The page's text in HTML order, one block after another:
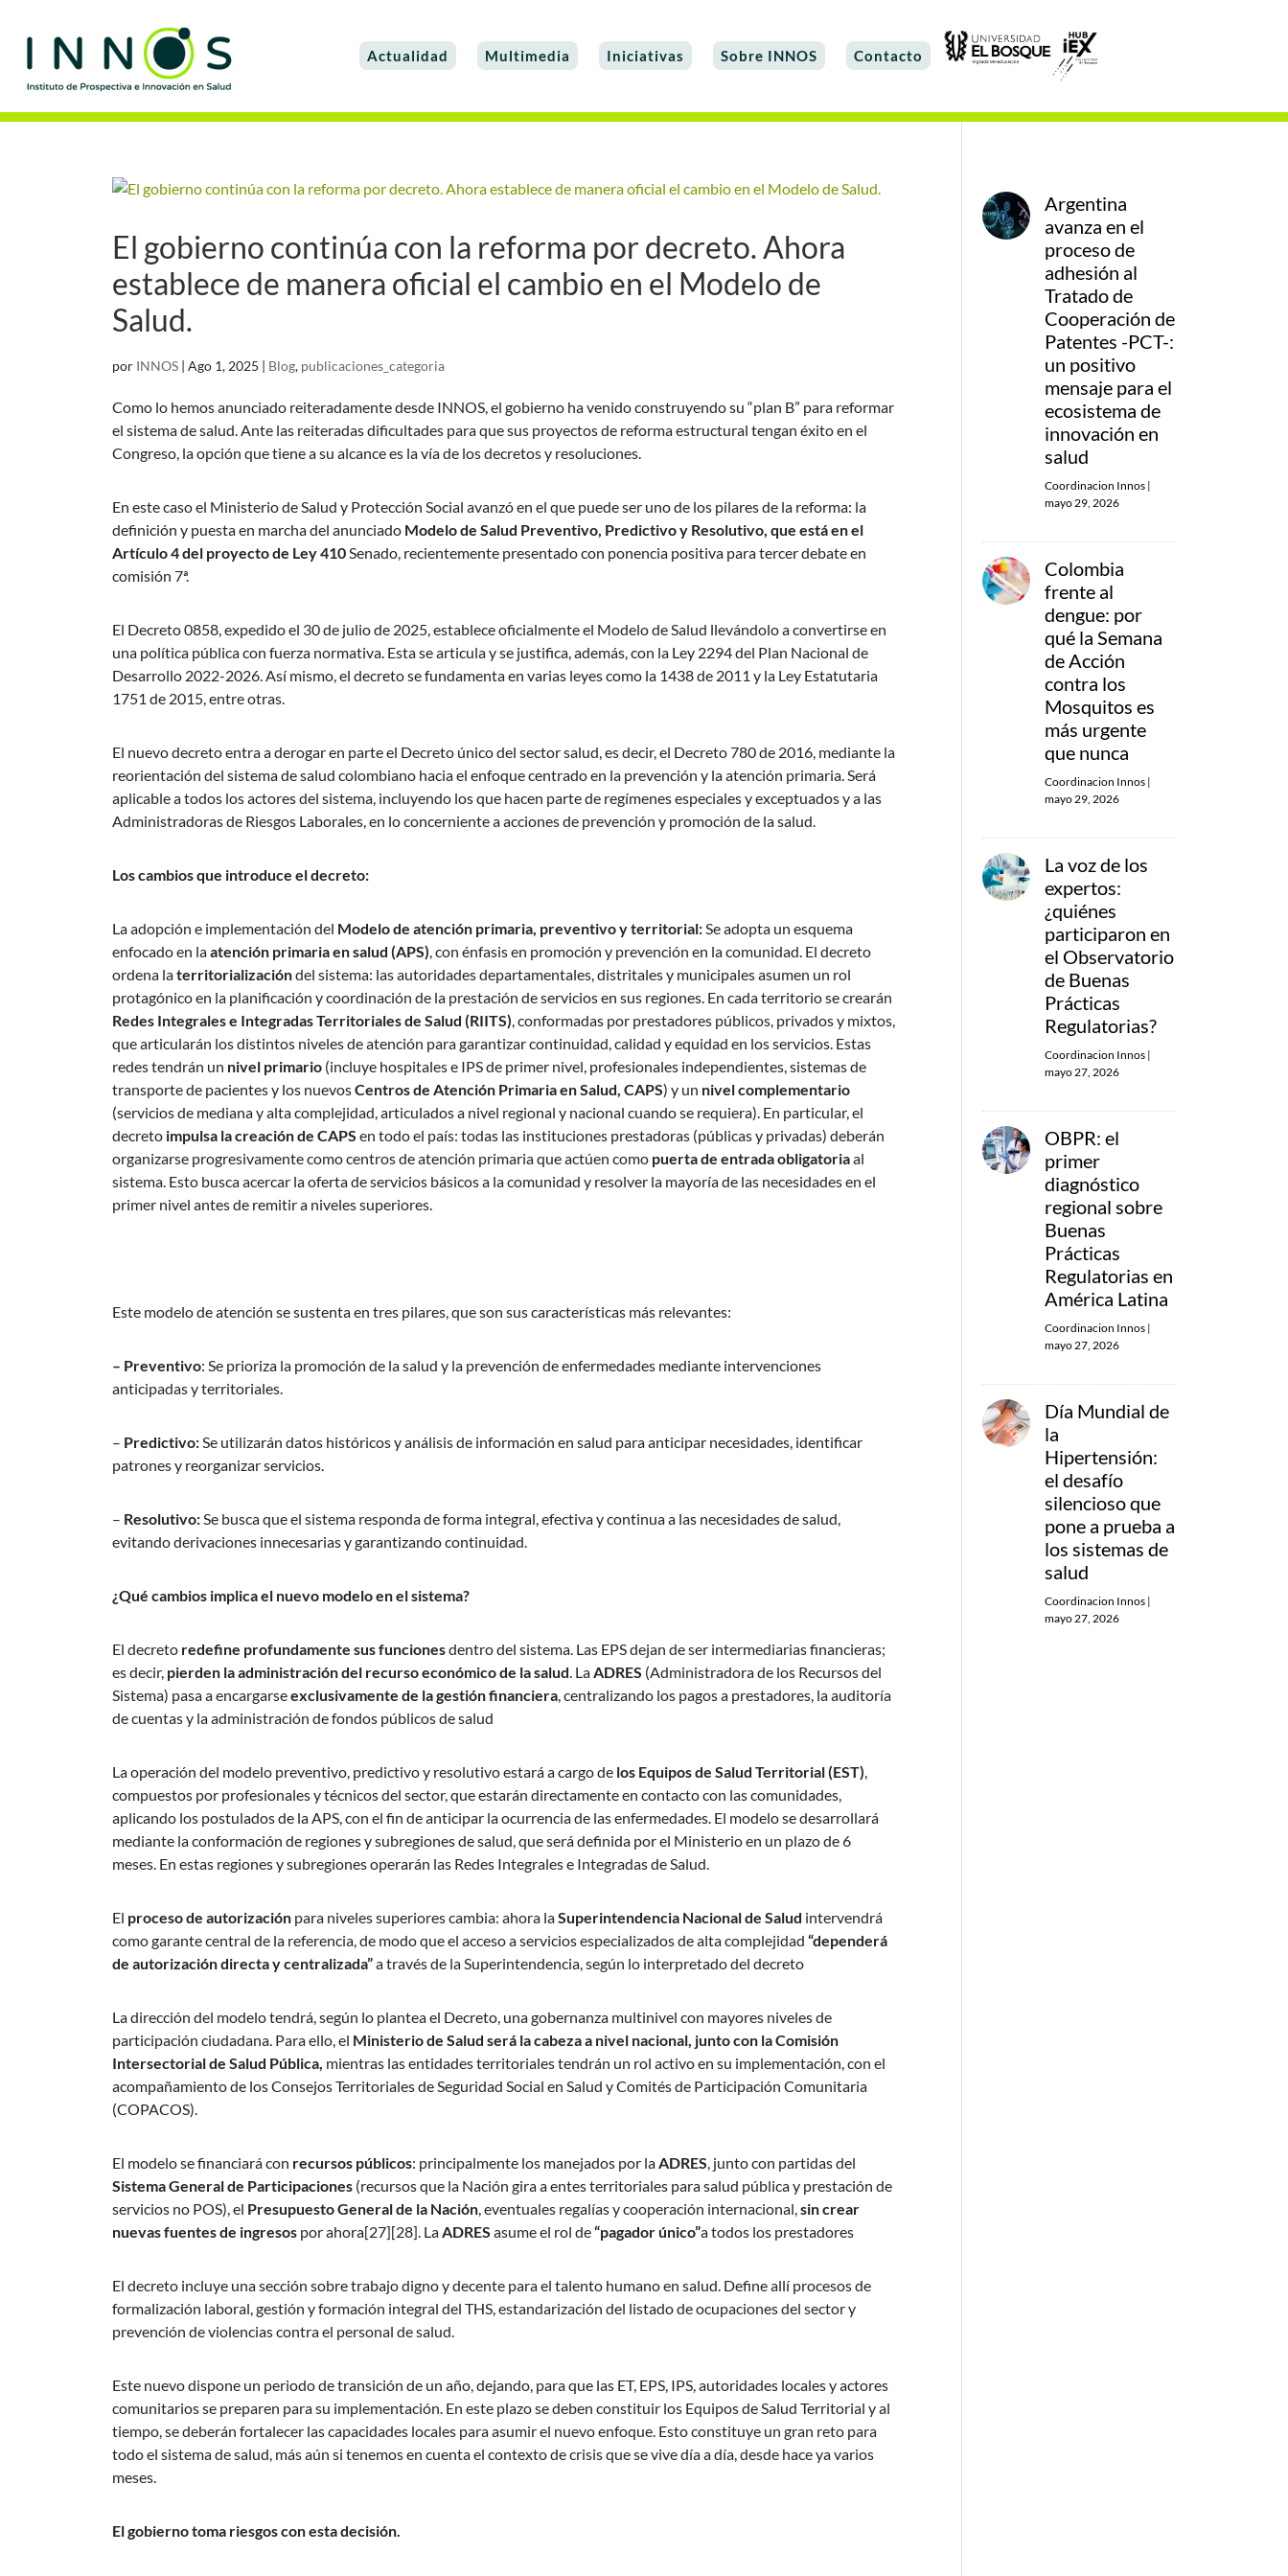
Actualidad Multimedia Iniciativas Sobre INNOS Contacto
El gobierno continúa con la reforma por decreto. Ahora
establece de manera oficial el cambio en el Modelo de
Salud.
por INNOS | Ago 1, 2025 | Blog, publicaciones_categoria
Como lo hemos anunciado reiteradamente desde INNOS, el gobierno ha venido construyendo su “plan B” para reformar
el sistema de salud. Ante las reiteradas dificultades para que sus proyectos de reforma estructural tengan éxito en el
Congreso, la opción que tiene a su alcance es la vía de los decretos y resoluciones.
En este caso el Ministerio de Salud y Protección Social avanzó en el que puede ser uno de los pilares de la reforma: la
definición y puesta en marcha del anunciado Modelo de Salud Preventivo, Predictivo y Resolutivo, que está en el
Artículo 4 del proyecto de Ley 410 Senado, recientemente presentado con ponencia positiva para tercer debate en
comisión 7ª.
El Decreto 0858, expedido el 30 de julio de 2025, establece oficialmente el Modelo de Salud llevándolo a convertirse en
una política pública con fuerza normativa. Esta se articula y se justifica, además, con la Ley 2294 del Plan Nacional de
Desarrollo 2022-2026. Así mismo, el decreto se fundamenta en varias leyes como la 1438 de 2011 y la Ley Estatutaria
1751 de 2015, entre otras.
El nuevo decreto entra a derogar en parte el Decreto único del sector salud, es decir, el Decreto 780 de 2016, mediante la
reorientación del sistema de salud colombiano hacia el enfoque centrado en la prevención y la atención primaria. Será
aplicable a todos los actores del sistema, incluyendo los que hacen parte de regímenes especiales y exceptuados y a las
Administradoras de Riesgos Laborales, en lo concerniente a acciones de prevención y promoción de la salud.
Los cambios que introduce el decreto:
La adopción e implementación del Modelo de atención primaria, preventivo y territorial: Se adopta un esquema
enfocado en laatención primaria en salud (APS) , con énfasis en promoción y prevención en la comunidad. El decreto
ordena laterritorializacióndel sistema: las autoridades departamentales, distritales y municipales asumen un rol
protagónico en la planificación y coordinación de la prestación de servicios en sus regiones. En cada territorio se crearán
Redes Integrales e Integradas Territoriales de Salud (RIITS) , conformadas por prestadores públicos, privados y mixtos,
que articularán los distintos niveles de atención para garantizar continuidad, calidad y equidad en los servicios. Estas
redes tendrán un nivel primario (incluye hospitales e IPS de primer nivel, profesionales independientes, sistemas de
transporte de pacientes y los nuevosCentros de Atención Primaria en Salud, CAPS) y un nivel complementario
(servicios de mediana y alta complejidad, articulados a nivel regional y nacional cuando se requiera). En particular, el
decreto impulsa la creación de CAPS en todo el país: todas las instituciones prestadoras (públicas y privadas) deberán
organizarse progresivamente como centros de atención primaria que actúen como puerta de entrada obligatoriaal
sistema. Esto busca acercar la oferta de servicios básicos a la comunidad y resolver la mayoría de las necesidades en el
primer nivel antes de remitir a niveles superiores.
Este modelo de atención se sustenta en tres pilares, que son sus características más relevantes:
– Preventivo: Se prioriza la promoción de la salud y la prevención de enfermedades mediante intervenciones
anticipadas y territoriales.
– Predictivo: Se utilizarán datos históricos y análisis de información en salud para anticipar necesidades, identificar
patrones y reorganizar servicios.
– Resolutivo: Se busca que el sistema responda de forma integral, efectiva y continua a las necesidades de salud,
evitando derivaciones innecesarias y garantizando continuidad.
¿Qué cambios implica el nuevo modelo en el sistema?
El decreto redefine profundamente sus funcionesdentro del sistema. Las EPS dejan de ser intermediarias financieras;
es decir, pierden la administración del recurso económico de la salud . La ADRES (Administradora de los Recursos del
Sistema) pasa a encargarseexclusivamente de la gestión financiera , centralizando los pagos a prestadores, la auditoría
de cuentas y la administración de fondos públicos de salud
La operación del modelo preventivo, predictivo y resolutivo estará a cargo de los Equipos de Salud Territorial (EST)
compuestos por profesionales y técnicos del sector, que estarán directamente en contacto con las comunidades,
aplicando los postulados de la APS, con el fin de anticipar la ocurrencia de las enfermedades. El modelo se desarrollará
mediante la conformación de regiones y subregiones de salud, que será definida por el Ministerio en un plazo de 6
meses. En estas regiones y subregiones operarán las Redes Integrales e Integradas de Salud.
El proceso de autorización para niveles superiores cambia: ahora laSuperintendencia Nacional de Salud intervendrá
como garante central de la referencia, de modo que el acceso a servicios especializados de alta complejidad “dependerá
de autorización directa y centralizada”a través de la Superintendencia, según lo interpretado del decreto
La dirección del modelo tendrá, según lo plantea el Decreto, una gobernanza multinivel con mayores niveles de
participación ciudadana. Para ello, el Ministerio de Salud será la cabeza a nivel nacional, junto con la Comisión
Intersectorial de Salud Pública, mientras las entidades territoriales tendrán un rol activo en su implementación, con el
acompañamiento de los Consejos Territoriales de Seguridad Social en Salud y Comités de Participación Comunitaria
(COPACOS).
El modelo se financiará con recursos públicos: principalmente los manejados por la ADRES , junto con partidas del
Sistema General de Participaciones (recursos que la Nación gira a entes territoriales para salud pública y prestación de
servicios no POS), el Presupuesto General de la Nación , eventuales regalías y cooperación internacional, sin crear
nuevas fuentes de ingresos por ahora[27][28]. La ADRES asume el rol de“pagador único”a todos los prestadores
El decreto incluye una sección sobre trabajo digno y decente para el talento humano en salud. Define allí procesos de
formalización laboral, gestión y formación integral del THS, estandarización del listado de ocupaciones del sector y
prevención de violencias contra el personal de salud.
Este nuevo dispone un periodo de transición de un año, dejando, para que las ET, EPS, IPS, autoridades locales y actores
comunitarios se preparen para su implementación. En este plazo se deben constituir los Equipos de Salud Territorial y al
tiempo, se deberán fortalecer las capacidades locales para asumir el nuevo enfoque. Esto constituye un gran reto para
todo el sistema de salud, más aún si tenemos en cuenta el contexto de crisis que se vive día a día, desde hace ya varios
meses.
El gobierno toma riesgos con esta decisión.
Argentina
avanza en el
proceso de
adhesión al
Tratado de
Cooperación de
Patentes -PCT-:
un positivo
mensaje para el
ecosistema de
innovación en
salud
Coordinacion Innos |
mayo 29, 2026
Colombia
frente al
dengue: por
qué la Semana
de Acción
contra los
Mosquitos es
más urgente
que nunca
Coordinacion Innos |
mayo 29, 2026
La voz de los
expertos:
¿quiénes
participaron en
el Observatorio
de Buenas
Prácticas
Regulatorias?
Coordinacion Innos |
mayo 27, 2026
OBPR: el
primer
diagnóstico
regional sobre
Buenas
Prácticas
Regulatorias en
América Latina
Coordinacion Innos |
mayo 27, 2026
Día Mundial de
la
Hipertensión:
el desafío
silencioso que
pone a prueba a
los sistemas de
salud
Coordinacion Innos |
mayo 27, 2026